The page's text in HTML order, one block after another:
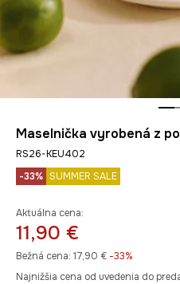
Maselnička vyrobená z
RS26-KEU402
-33% SUMMER SALE
Aktuálna cena:
11,90 €
Bežná cena: 17,90 € -33%
Najnižšia cena od uvedenia do